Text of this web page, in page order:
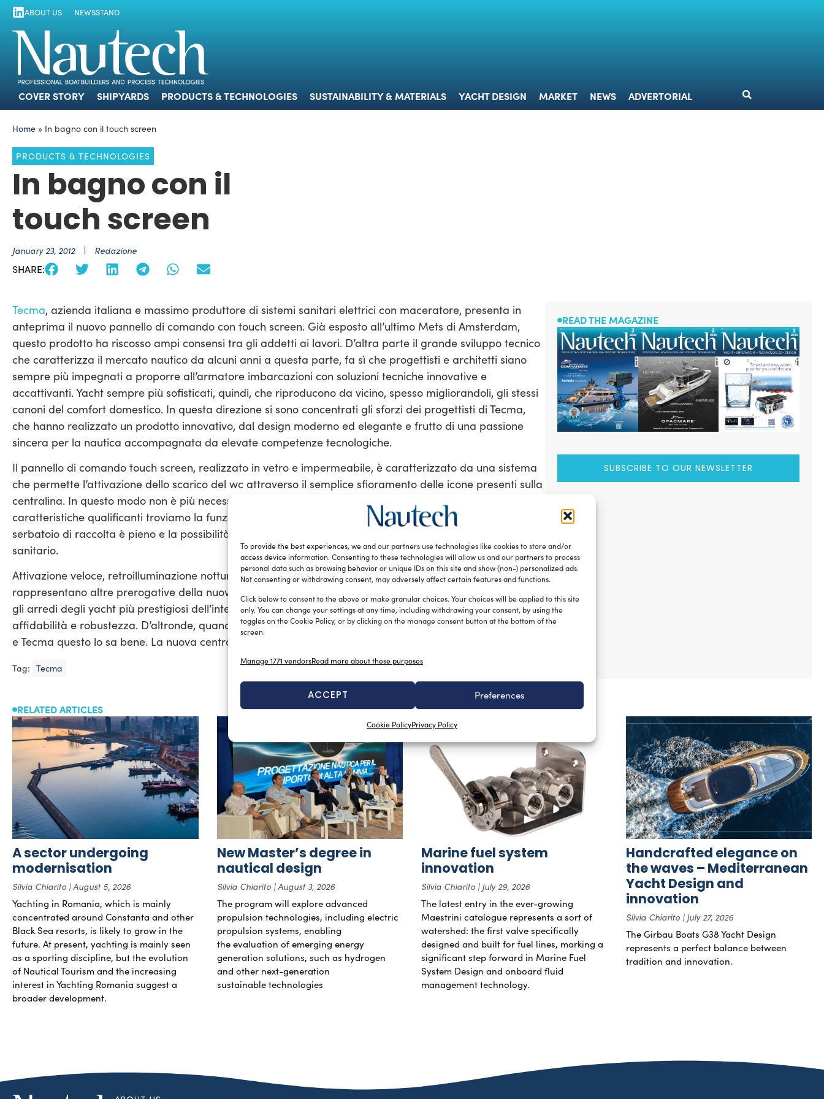
To provide the best experiences, we and our partners use technologies like cookies to store and/or
access device information. Consenting to these technologies will allow us and our partners to process
personal data such as browsing behavior or unique IDs on this site and show (non-) personalized ads.
Not consenting or withdrawing consent, may adversely affect certain features and functions.
Click below to consent to the above or make granular choices. Your choices will be applied to this site
only. You can change your settings at any time, including withdrawing your consent, by using the
toggles on the Cookie Policy, or by clicking on the manage consent button at the bottom of the
screen.
Manage 1771 vendorsRead more about these purposes
ACCEPT Preferences
Cookie PolicyPrivacy Policy
COVER STORY
ABOUT US NEWSSTAND
COVER STORY SHIPYARDS PRODUCTS & TECHNOLOGIES SUSTAINABILITY & MATERIALS YACHT DESIGN MARKET NEWS ADVERTORIAL
Home » In bagno con il touch screen
PRODUCTS & TECHNOLOGIES
In bagno con il
touch screen
January 23, 2012 Redazione
SHARE:
Tecma, azienda italiana e massimo produttore di sistemi sanitari elettrici con maceratore, presenta in
anteprima il nuovo pannello di comando con touch screen. Già esposto all’ultimo Mets di Amsterdam,
questo prodotto ha riscosso ampi consensi tra gli addetti ai lavori. D’altra parte il grande sviluppo tecnico
che caratterizza il mercato nautico da alcuni anni a questa parte, fa sì che progettisti e architetti siano
sempre più impegnati a proporre all’armatore imbarcazioni con soluzioni tecniche innovative e
accattivanti. Yacht sempre più sofisticati, quindi, che riproducono da vicino, spesso migliorandoli, gli stessi
canoni del comfort domestico. In questa direzione si sono concentrati gli sforzi dei progettisti di Tecma,
che hanno realizzato un prodotto innovativo, dal design moderno ed elegante e frutto di una passione
sincera per la nautica accompagnata da elevate competenze tecnologiche.
Il pannello di comando touch screen, realizzato in vetro e impermeabile, è caratterizzato da una sistema
che permette l’attivazione dello scarico del wc attraverso il semplice sfioramento delle icone presenti sulla
centralina. In questo modo non è più necessario esercitare alcuna pressione sui pulsanti. Tra le
caratteristiche qualificanti troviamo la funzione “lockout” che non permette ulteriori scarichi quando il
serbatoio di raccolta è pieno e la possibilità di programmare la quantità di acqua da far affluire nel
sanitario.
Attivazione veloce, retroilluminazione notturna, spessore contenuto e un’estetica di impronta superiore,
rappresentano altre prerogative della nuova centralina Tecma a due pulsanti, che ben si armonizza con
gli arredi degli yacht più prestigiosi dell’intero panorama mondiale. Senza trascurare l’estrema
affidabilità e robustezza. D’altronde, quando si naviga al largo, non è concesso che qualcosa non funzioni
e Tecma questo lo sa bene. La nuova centralina sarà disponibile sul mercato a breve.
Tag: Tecma
READ THE MAGAZINE
SUBSCRIBE TO OUR NEWSLETTER
RELATED ARTICLES
A sector undergoing
modernisation
Silvia Chiarito August 5, 2026
Yachting in Romania, which is mainly
concentrated around Constanta and other
Black Sea resorts, is likely to grow in the
future. At present, yachting is mainly seen
as a sporting discipline, but the evolution
of Nautical Tourism and the increasing
interest in Yachting Romania suggest a
broader development.
New Master’s degree in
nautical design
Silvia Chiarito August 3, 2026
The program will explore advanced
propulsion technologies, including electric
propulsion systems, enabling
the evaluation of emerging energy
generation solutions, such as hydrogen
and other next-generation
sustainable technologies
Marine fuel system
innovation
Silvia Chiarito July 29, 2026
The latest entry in the ever-growing
Maestrini catalogue represents a sort of
watershed: the first valve specifically
designed and built for fuel lines, marking a
significant step forward in Marine Fuel
System Design and onboard fluid
management technology.
Handcrafted elegance on
the waves – Mediterranean
Yacht Design and
innovation
Silvia Chiarito July 27, 2026
The Girbau Boats G38 Yacht Design
represents a perfect balance between
tradition and innovation.